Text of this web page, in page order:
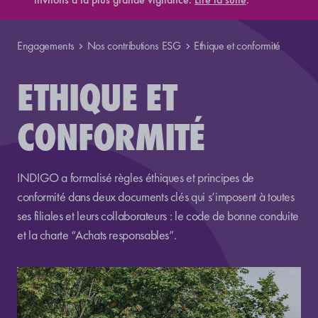
Engagements Nos contributions ESG Ethique et conformité
ETHIQUE ET
CONFORMITÉ
INDIGO a formalisé règles éthiques et principes de
conformité dans deux documents clés qui s’imposent à toutes
ses filiales et leurs collaborateurs : le code de bonne conduite
et la charte “Achats responsables”.